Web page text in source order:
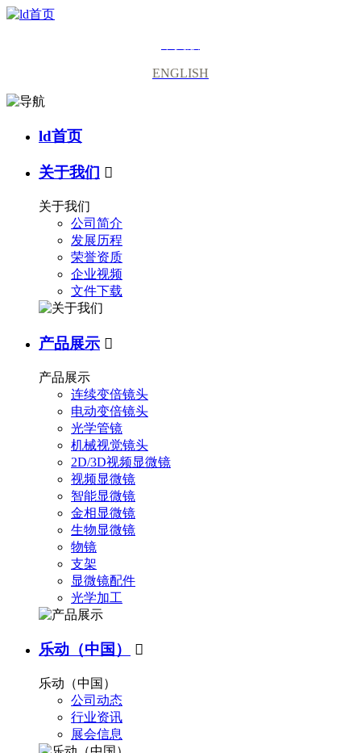
ENGLISH
ld首页
关于我们 
关于我们
公司简介
发展历程
荣誉资质
企业视频
文件下载
产品展示 
产品展示
连续变倍镜头
电动变倍镜头
光学管镜
机械视觉镜头
2D/3D视频显微镜
视频显微镜
智能显微镜
金相显微镜
生物显微镜
物镜
支架
显微镜配件
光学加工
乐动（中国） 
乐动（中国）
公司动态
行业资讯
展会信息